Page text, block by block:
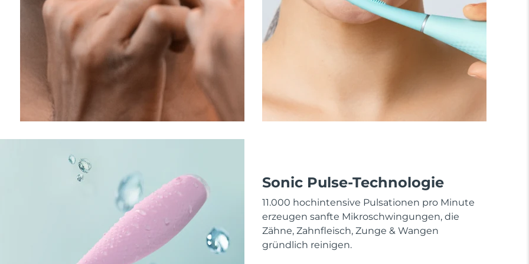
Sonic Pulse-Technologie
11.000 hochintensive Pulsationen pro Minute
erzeugen sanfte Mikroschwingungen, die
Zähne, Zahnfleisch, Zunge & Wangen
gründlich reinigen.